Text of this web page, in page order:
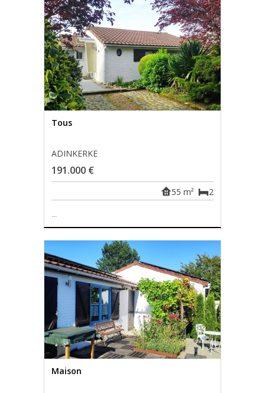
Tous
ADINKERKE
191.000 €
2
55 m²
...
Maison